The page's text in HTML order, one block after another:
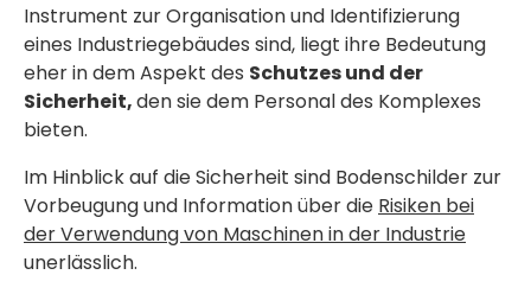
Instrument zur Organisation und Identifizierung
eines Industriegebäudes sind, liegt ihre Bedeutung
eher in dem Aspekt des Schutzes und der
Sicherheit,den sie dem Personal des Komplexes
bieten.
Im Hinblick auf die Sicherheit sind Bodenschilder zur
Vorbeugung und Information über die Risiken bei
der Verwendung von Maschinen in der Industrie
unerlässlich.